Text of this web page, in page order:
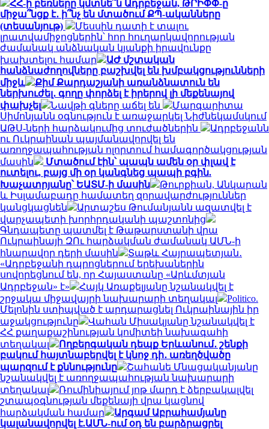
ՀՀ-ի բեռները կմտնե՞ն Ադրբեջան, ԹՐԻՓՓ-ը
միջա՞նցք է․ ի՞նչ են մտածում ՔՊ-ականները
(տեսանյութ)
Մեսսին դատի է տալու
լրատվամիջոցներին՝ հոր հուղարկավորության
ժամանակ անձնական կյանքի իրավունքը
խախտելու համար
ԱԺ մշտական
հանձնաժողովները բաշխվել են խմբակցությունների
միջև
Քիմ Քարդաշյանի առանձնատուն են
ներխուժել․ գողը փորձել է իրերով լի մեքենայով
փախչել
Նավթի գները աճել են
Մարգարիտա
Սիմոնյանն օգնություն է առաջարկել Նիժնեկամսկում
ԱԹՍ-ների հարձակումից տուժածներին
Ադրբեջանն
ու Ուկրաինան պայմանավորվել են
առողջապահության ոլորտում համագործակցության
մասին
Մտածում էին՝ պապն ամեն օր փլավ է
ուտելու, բայց մի օր կանգնեց պապի բգին.
Խաչատրյանը՝ ԵԱՏՄ-ի մասին
Թուրքիան, Անկարան
և Իսլամաբադը համատեղ զորավարժություններ
կանցկացնեն
Արտաշես Թումանյանն ազատվել է
վարչապետի խորհրդականի պաշտոնից
Գնդապետը պատմել է Թաթարստանի վրա
Ուկրաինայի ԶՈւ հարձակման ժամանակ ԱՄՆ-ի
հնարավոր դերի մասին
Տաթև Հայրապետյան․
«Ադրբեջանի դպրոցներում երեխաներին
սովորեցնում են, որ Հայաստանը «Արևմտյան
Ադրբեջան» է»
Հայկ Առաքելյանը նշանակվել է
շրջակա միջավայրի նախարարի տեղակալ
Politico.
Մելոնին ստիպված է արդարացնել Ուկրաինային իր
աջակցությունը
Վահան Միսակյանը նշանակվել է
ՀՀ քաղաքաշինության կոմիտեի նախագահի
տեղակալ
Ողբերգական դեպք Երևանում․ շենքի
բակում հայտնաբերվել է կնոջ դի․ առեղծվածը
պարզում է քննությունը
Շահանե Մնացականյանը
նշանակվել է առողջապահության նախարարի
տեղակալ
Ռումինիայում յոթ մարդ է ձերբակալվել
շտապօգնության մեքենայի վրա կացնով
հարձակման համար
Արգամ Աբրահամյանը
կալանավորվել է.ԱՄՆ-ում օդ են բարձրացրել